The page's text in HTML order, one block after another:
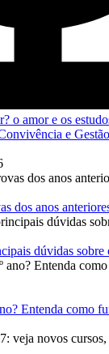
o amor e os
e
dos anos
dúvidas sobre
Entenda como